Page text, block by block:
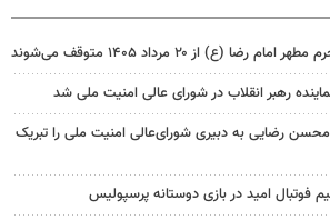
رضا (ع) از ۲۰ مرداد ۱۴۰۵ متوقف می‌شوند
رهبر انقلاب در شورای عالی امنیت ملی شد
محسن رضایی به دبیری شورای‌عالی امنیت ملی را تبریک
فوتبال امید در بازی دوستانه پرسپولیس